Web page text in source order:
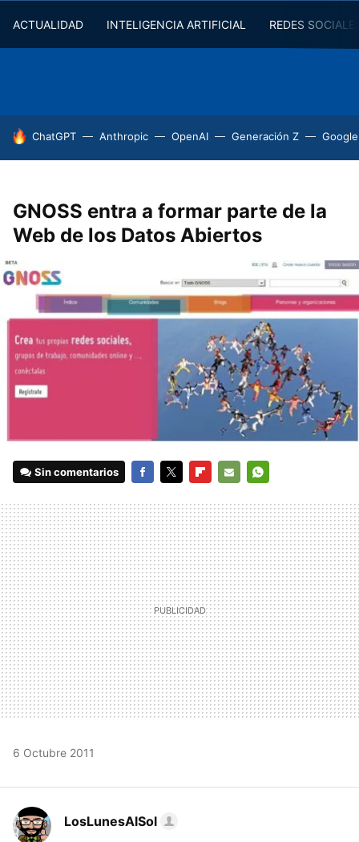
ACTUALIDAD INTELIGENCIA ARTIFICIAL REDES
HOY SE HABLA DE
ChatGPT Anthropic OpenAI Generación Z
GNOSS entra a formar parte de la
Web de los Datos Abiertos
Sin comentarios
MAIL
6 Octubre 2011
LosLunesAlSol